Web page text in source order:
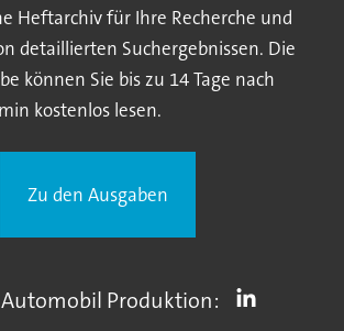
Heftarchiv für Ihre Recherche und
detaillierten Suchergebnissen. Die
können Sie bis zu 14 Tage nach
kostenlos lesen.
Zu den Ausgaben
Automobil Produktion: